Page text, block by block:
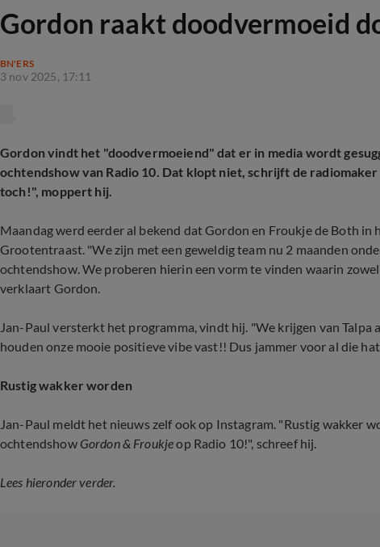
Gordon raakt doodvermoeid
BN'ERS
3 nov 2025, 17:11
Gordon vindt het "doodvermoeiend" dat er in media wordt
ochtendshow van Radio 10. Dat klopt niet, schrijft de
toch!", moppert hij.
Maandag werd eerder al bekend dat Gordon en Froukje de Both
Grootentraast. "We zijn met een geweldig team nu 2 maanden
ochtendshow. We proberen hierin een vorm te vinden waarin
verklaart Gordon.
Jan-Paul versterkt het programma, vindt hij. "We krijgen van
houden onze mooie positieve vibe vast!! Dus jammer voor al die
Rustig wakker worden
Jan-Paul meldt het nieuws zelf ook op Instagram. "Rustig wakker
ochtendshow Gordon & Froukjeop Radio 10!", schreef hij.
Lees hieronder verder.